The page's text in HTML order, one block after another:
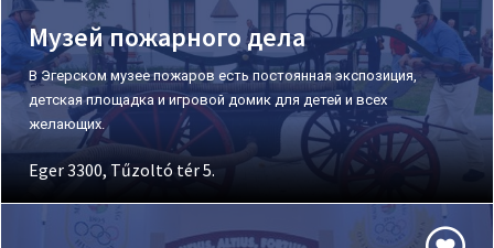
Музей пожарного дела
В Эгерском музее пожаров есть постоянная экспозиция,
детская площадка и игровой домик для детей и всех
желающих.
Eger 3300, Tűzoltó tér 5.